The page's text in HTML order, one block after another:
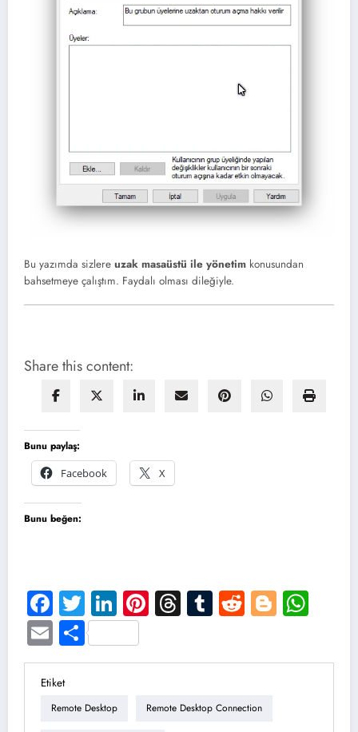
Bu yazımda sizlere uzak masaüstü ile yönetim konusundan
bahsetmeye çalıştım. Faydalı olması dileğiyle.
Share this content:
Bunu paylaş:
Facebook
X
Bunu beğen:
Facebook
TwitterLinkedIn
Pinterest
Threads
Tumblr
Reddit
EmailShare
Etiket
Remote Desktop Remote Desktop Connection